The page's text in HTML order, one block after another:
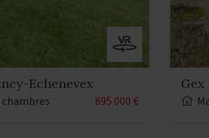
Echenevex
chambres 895 000 €
Gex